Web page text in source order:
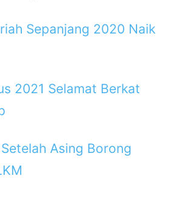
Sepanjang 2020 Naik
2021 Selamat Berkat
Asing Borong